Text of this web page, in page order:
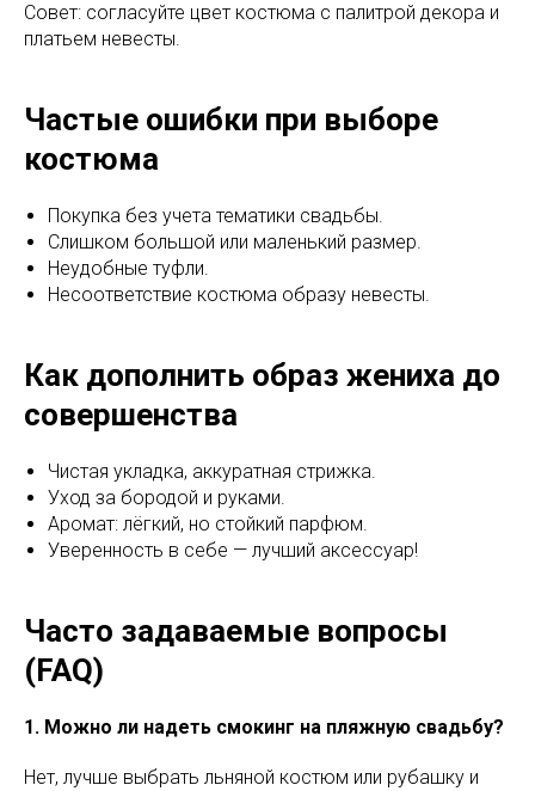
Совет: согласуйте цвет костюма с палитрой декора и
платьем невесты.
Частые ошибки при выборе
костюма
Покупка без учета тематики свадьбы.
Слишком большой или маленький размер.
Неудобные туфли.
Несоответствие костюма образу невесты.
Как дополнить образ жениха до
совершенства
Чистая укладка, аккуратная стрижка.
Уход за бородой и руками.
Аромат: лёгкий, но стойкий парфюм.
Уверенность в себе — лучший аксессуар!
Часто задаваемые вопросы
(FAQ)
1. Можно ли надеть смокинг на пляжную свадьбу?
Нет, лучше выбрать льняной костюм или рубашку и